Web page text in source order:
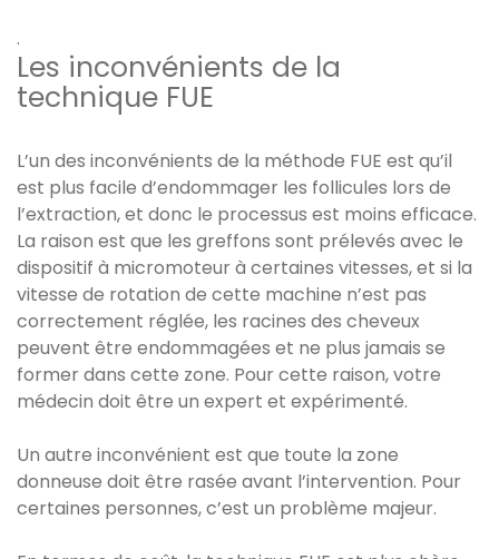
.
Les inconvénients de la
technique FUE
L’un des inconvénients de la méthode FUE est qu’il
est plus facile d’endommager les follicules lors de
l’extraction, et donc le processus est moins efficace.
La raison est que les greffons sont prélevés avec le
dispositif à micromoteur à certaines vitesses, et si la
vitesse de rotation de cette machine n’est pas
correctement réglée, les racines des cheveux
peuvent être endommagées et ne plus jamais se
former dans cette zone. Pour cette raison, votre
médecin doit être un expert et expérimenté.
Un autre inconvénient est que toute la zone
donneuse doit être rasée avant l’intervention. Pour
certaines personnes, c’est un problème majeur.